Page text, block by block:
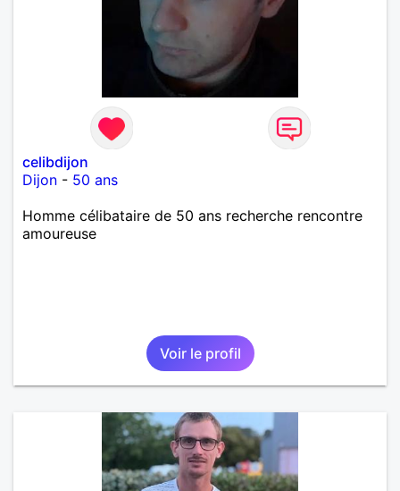
celibdijon
Dijon - 50 ans
Homme célibataire de 50 ans recherche rencontre
amoureuse
Voir le profil